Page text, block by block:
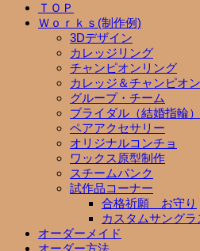
ＴＯＰ
Ｗｏｒｋｓ(制作例)
3Dデザイン
カレッジリング
チャンピオンリング
カレッジ＆チャンピオ
グループ・チーム
ブライダル（結婚指輪）
ペアアクセサリー
オリジナルコンチョ
ワックス原型制作
スチームパンク
試作品コーナー
合格祈願 お守り
カスタムサングラ
オーダーメイド